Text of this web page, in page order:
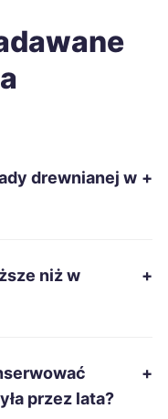
228 zł
230 zł
231 zł
drewnianej w +
niż w
+
przez lata?
+